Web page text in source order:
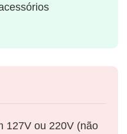
127V ou 220V (não